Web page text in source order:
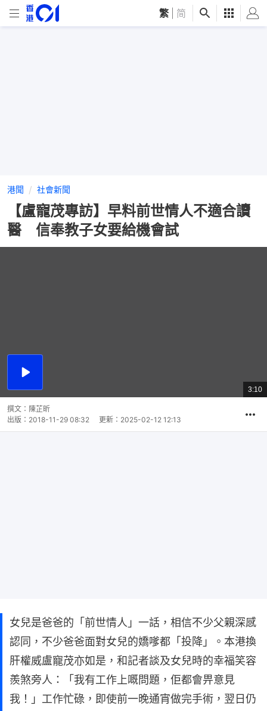
繁 简
港聞 社會新聞
【盧寵茂專訪】早料前世情人不適合讀
醫 信奉教子女要給機會試
播
總
共
3:10
撰文： 陳芷昕
出版： 2018-11-29 08:32 更新： 2025-02-12 12:13
女兒是爸爸的「前世情人」一話，相信不少父親深感
認同，不少爸爸面對女兒的嬌嗲都「投降」。本港換
肝權威盧寵茂亦如是，和記者談及女兒時的幸福笑容
羨煞旁人：「我有工作上嘅問題，佢都會畀意見
我！」工作忙碌，即使前一晚通宵做完手術，翌日仍